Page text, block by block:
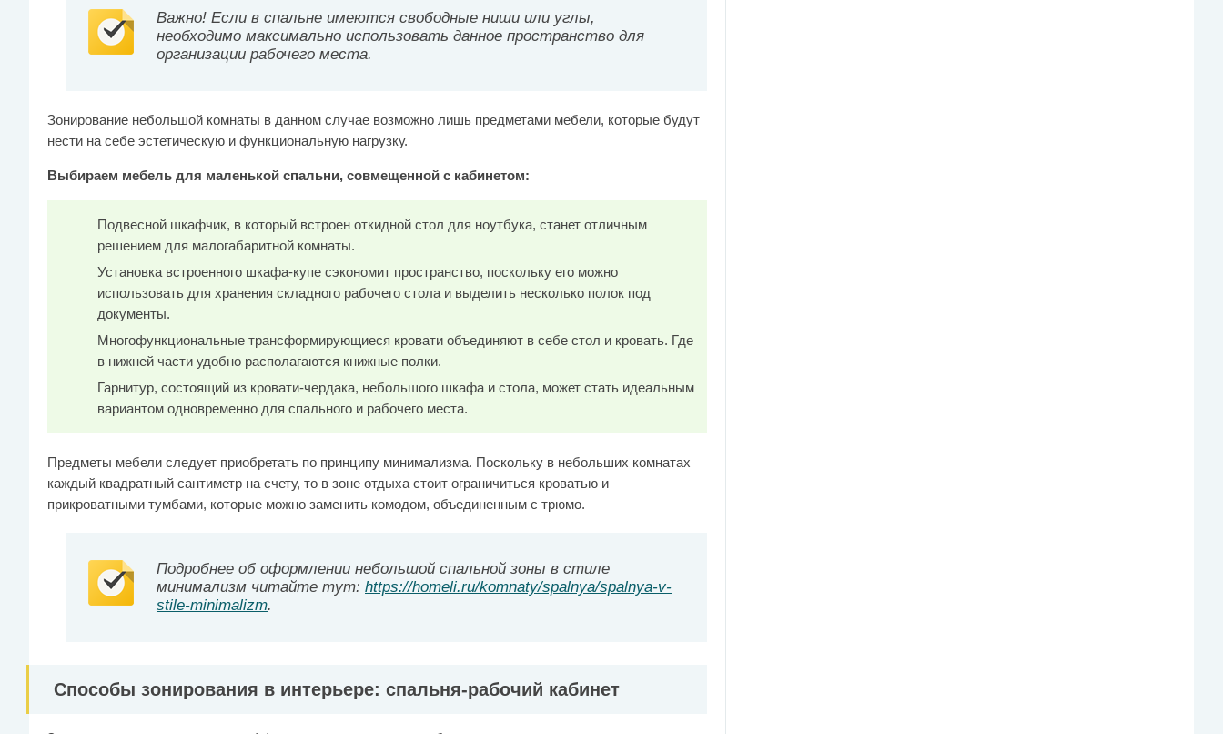
Важно! Если в спальне имеются свободные ниши или углы,
необходимо максимально использовать данное пространство для
организации рабочего места.
Зонирование небольшой комнаты в данном случае возможно лишь предметами мебели, которые будут
нести на себе эстетическую и функциональную нагрузку.
Выбираем мебель для маленькой спальни, совмещенной с кабинетом:
Подвесной шкафчик, в который встроен откидной стол для ноутбука, станет отличным
решением для малогабаритной комнаты.
Установка встроенного шкафа-купе сэкономит пространство, поскольку его можно
использовать для хранения складного рабочего стола и выделить несколько полок под
документы.
Многофункциональные трансформирующиеся кровати объединяют в себе стол и кровать. Где
в нижней части удобно располагаются книжные полки.
Гарнитур, состоящий из кровати-чердака, небольшого шкафа и стола, может стать идеальным
вариантом одновременно для спального и рабочего места.
Предметы мебели следует приобретать по принципу минимализма. Поскольку в небольших комнатах
каждый квадратный сантиметр на счету, то в зоне отдыха стоит ограничиться кроватью и
прикроватными тумбами, которые можно заменить комодом, объединенным с трюмо.
Подробнее об оформлении небольшой спальной зоны в стиле
минимализм читайте тут: https://homeli.ru/komnaty/spalnya/spalnya-v-
stile-minimalizm.
Способы зонирования в интерьере: спальня-рабочий кабинет